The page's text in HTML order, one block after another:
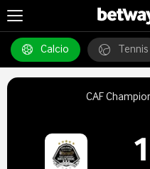
Calcio Tennis
CAF
1